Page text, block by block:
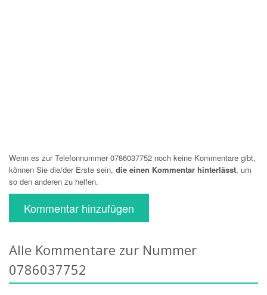
Wenn es zur Telefonnummer 0786037752 noch keine Kommentare gibt,
können Sie die/der Erste sein, die einen Kommentar hinterlässt, um
so den anderen zu helfen.
Kommentar hinzufügen
Alle Kommentare zur Nummer
0786037752